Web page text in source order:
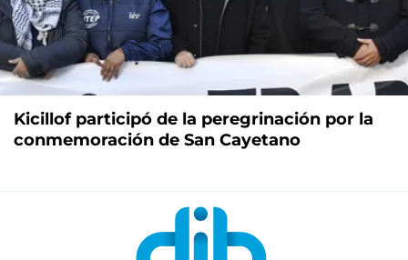
Kicillof participó de la peregrinación por la
conmemoración de San Cayetano